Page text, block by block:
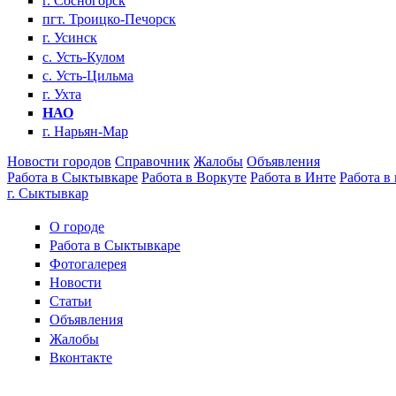
пгт. Троицко-Печорск
г. Усинск
с. Усть-Кулом
с. Усть-Цильма
г. Ухта
НАО
г. Нарьян-Мар
Новости городов Справочник Жалобы Объявления
Работа в Сыктывкаре Работа в Воркуте Работа в Инте Работа в
г. Сыктывкар
О городе
Работа в Сыктывкаре
Фотогалерея
Новости
Статьи
Объявления
Жалобы
Вконтакте